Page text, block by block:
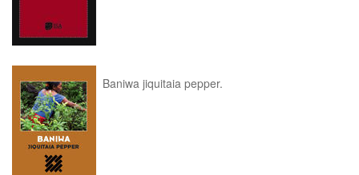
Baniwa jiquitaia pepper.